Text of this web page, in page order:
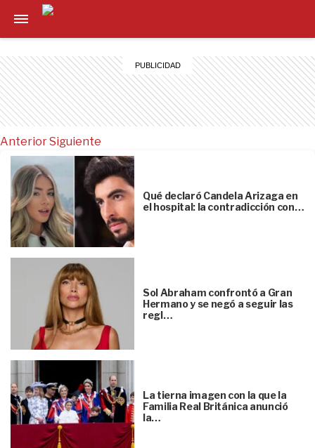
Anterior
Qué declaró Candela Arizaga en
el hospital: la contradicción con…
Sol Abraham confrontó a Gran
Hermano y se negó a seguir las
regl…
La tierna imagen con la que la
Familia Real Británica anunció
la…
Siguiente